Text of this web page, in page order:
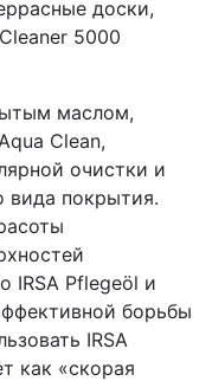
доски,
5000
маслом,
Clean,
очистки и
вида покрытия.
IRSA Pflegeöl и
борьбы
IRSA
как «скорая